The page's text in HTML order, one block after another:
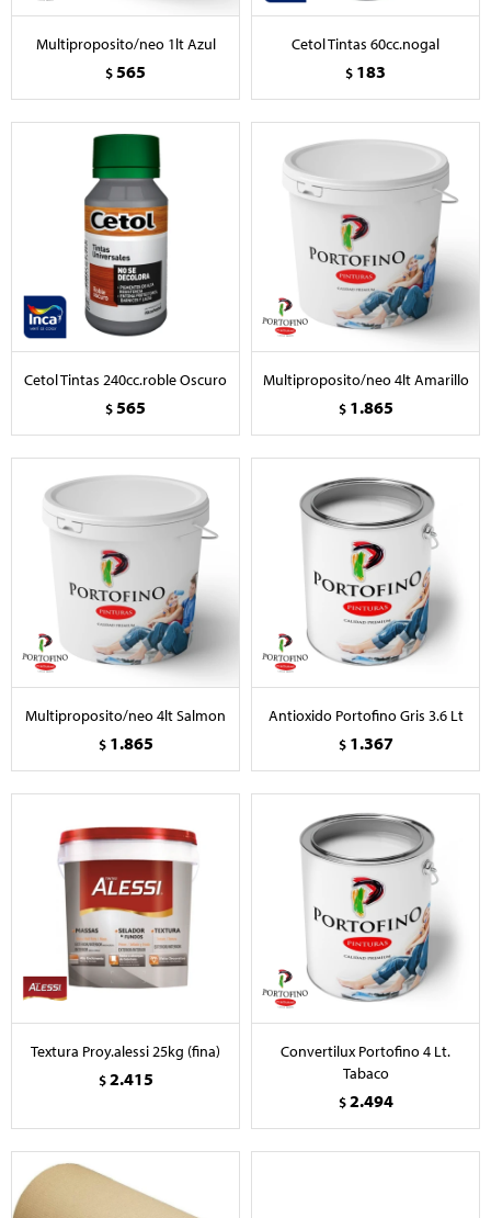
Multiproposito/neo 1lt Azul
$565
Cetol Tintas 60cc.nogal
$ 183
Cetol Tintas 240cc.roble Oscuro
$565
Multiproposito/neo 4lt Amarillo
$ 1.865
Multiproposito/neo 4lt Salmon
$ 1.865
Antioxido Portofino Gris 3.6 Lt
$ 1.367
Textura Proy.alessi 25kg (fina)
$ 2.415
Convertilux Portofino 4 Lt.
Tabaco
$ 2.494